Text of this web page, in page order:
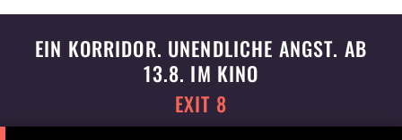
EIN KORRIDOR. UNENDLICHE ANGST. AB
13.8. IM KINO
EXIT 8